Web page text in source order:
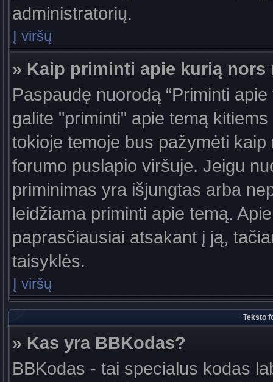
administratorių.
Į viršų
» Kaip priminti apie kurią nors
Paspaudę nuorodą “Priminti
galite "priminti" apie temą
tokioje temoje bus pažymėti
forumo puslapio viršuje. Jeigu
priminimas yra išjungtas arba
leidžiama priminti apie temą.
paprasčiausiai atsakant į ją,
taisyklės.
Į viršų
Teksto
» Kas yra BBKodas?
BBKodas - tai specialus kodas